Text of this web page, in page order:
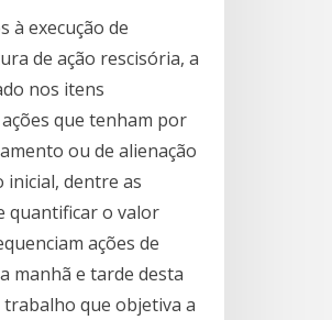
à execução de
de ação rescisória, a
nos itens
que tenham por
ou de alienação
inicial, dentre as
quantificar o valor
ações de
manhã e tarde desta
que objetiva a